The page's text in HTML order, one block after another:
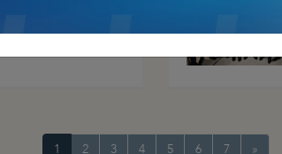
1 2 3 4 5 6 7 »